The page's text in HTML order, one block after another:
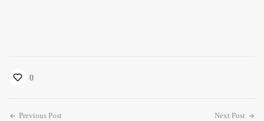
0
Previous Post
Next Post